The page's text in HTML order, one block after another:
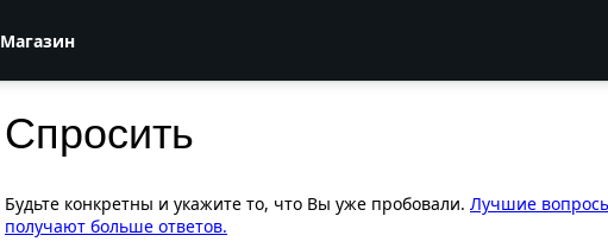
Магазин
Спросить
Будьте конкретны и укажите то, что Вы уже пробовали. Лучшие
получают больше ответов.